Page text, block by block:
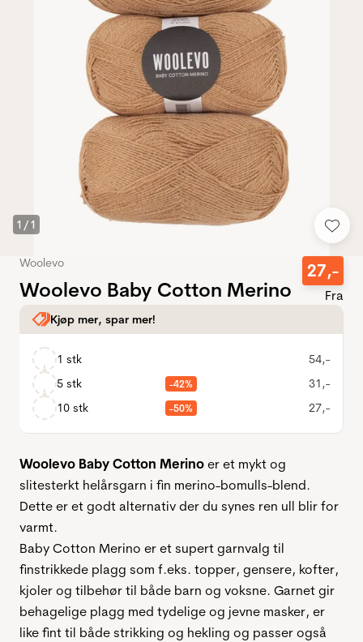
1 /1
Woolevo
Woolevo Baby Cotton Merino
27,-
Fra
Kjøp mer, spar mer!
1 stk 54,-
5 stk
-42% 31 ,-
10 stk
-50% 27,-
Woolevo Baby Cotton Merino er et mykt og
slitesterkt helårsgarn i fin merino-bomulls-blend.
Dette er et godt alternativ der du synes ren ull blir for
varmt.
Baby Cotton Merino er et supert garnvalg til
finstrikkede plagg som f.eks. topper, gensere, kofter,
kjoler og tilbehør til både barn og voksne. Garnet gir
behagelige plagg med tydelige og jevne masker, er
like fint til både strikking og hekling og passer også